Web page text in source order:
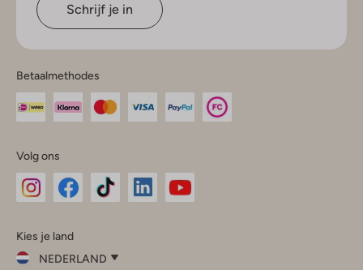
Schrijf je in
Betaalmethodes
Volg ons
InstagramFacebook
Kies je land
NEDERLAND